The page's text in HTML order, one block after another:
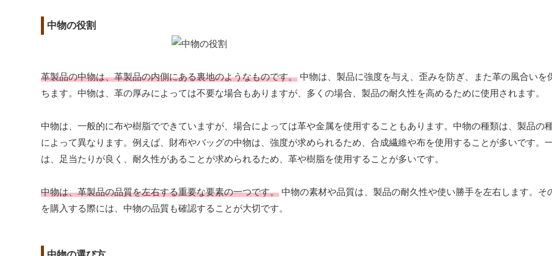
中物の役割
革製品の中物は、革製品の内側にある裏地のようなものです。 中物は、製品に強度を与え、歪みを防ぎ、また革の風合いを
ちます。中物は、革の厚みによっては不要な場合もありますが、多くの場合、製品の耐久性を高めるために使用されます。
中物は、一般的に布や樹脂でできていますが、場合によっては革や金属を使用することもあります。中物の種類は、製品の
によって異なります。例えば、財布やバッグの中物は、強度が求められるため、合成繊維や布を使用することが多いです。
は、足当たりが良く、耐久性があることが求められるため、革や樹脂を使用することが多いです。
中物は、革製品の品質を左右する重要な要素の一つです。 中物の素材や品質は、製品の耐久性や使い勝手を左右します。そ
を購入する際には、中物の品質も確認することが大切です。